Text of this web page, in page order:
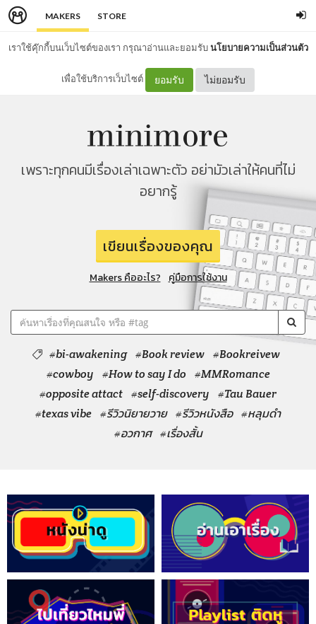
MAKERS STORE
เราใช้คุ๊กกี้บนเว็บไซต์ของเรา กรุณาอ่านและยอมรับนโยบายความเป็นส่วนตัว
เพื่อใช้บริการเว็บไซต์ ยอมรับ ไม่ยอมรับ
เพราะทุกคนมีเรื่องเล่าเฉพาะตัว อย่ามัวเล่าให้คนที่ไม่
อยากรู้
เขียนเรื่องของคุณ
Makers คืออะไร? คู่มือการใช้งาน
#bi-awakening #Book review #Bookreivew
#cowboy
#How to say I do
#MMRomance
#opposite attact #self-discovery
#Tau Bauer
#texas vibe #รีวิวนิยายวาย #รีวิวหนังสือ #หลุมดำ
#อวกาศ #เรื่องสั้น